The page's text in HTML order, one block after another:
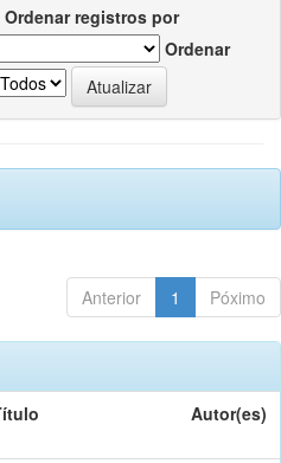
Ordenar registros por
Ordenar
Anterior 1 Póximo
Autor(es)